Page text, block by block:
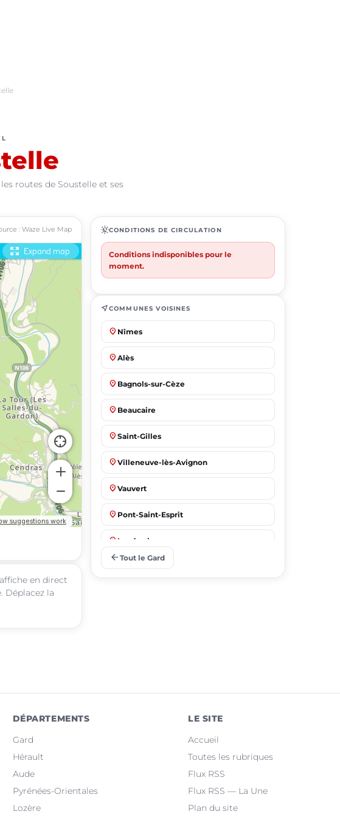
routes de Soustelle et ses
: Waze Live Map
en direct
Déplacez la
routineCONDITIONS DE CIRCULATION
Conditions indisponibles pour le
moment.
near_meCOMMUNES VOISINES
place Nîmes
place Alès
place Bagnols-sur-Cèze
place Beaucaire
place Saint-Gilles
place Villeneuve-lès-Avignon
place Vauvert
place Pont-Saint-Esprit
place Les Angles
Saint-Christol-lez-Alès
arrow_back Tout le Gard
DÉPARTEMENTS
Gard
Hérault
Aude
Pyrénées-Orientales
Lozère
LE SITE
Accueil
Toutes les rubriques
Flux RSS
Flux RSS — La Une
Plan du site